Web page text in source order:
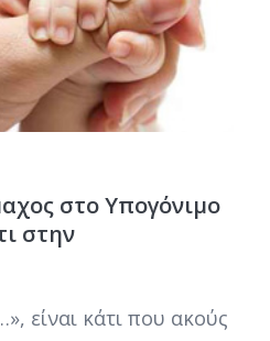
στο Υπογόνιμο
στην
είναι κάτι που ακούς